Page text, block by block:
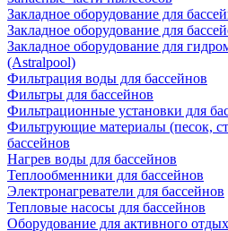
Закладное оборудование для
Закладное оборудование для
Закладное оборудование для
(Astralpool)
Фильтрация воды для бассейнов
Фильтры для бассейнов
Фильтрационные установки для
Фильтрующие материалы (песок,
бассейнов
Нагрев воды для бассейнов
Теплообменники для бассейнов
Электронагреватели для бассейнов
Тепловые насосы для бассейнов
Оборудование для активного